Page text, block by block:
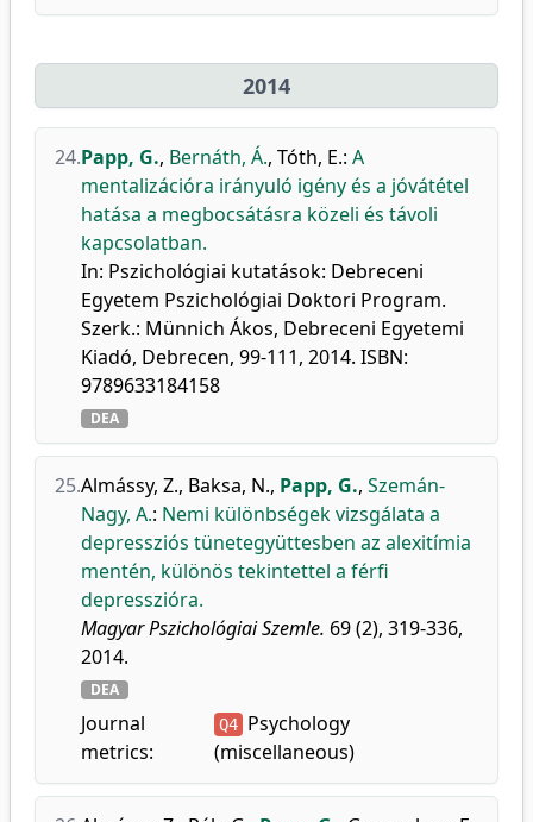
2014
24.Papp, G., Bernáth, Á., Tóth, E.: A
mentalizációra irányuló igény és a jóvátétel
hatása a megbocsátásra közeli és távoli
kapcsolatban.
In: Pszichológiai kutatások: Debreceni
Egyetem Pszichológiai Doktori Program.
Szerk.: Münnich Ákos, Debreceni Egyetemi
Kiadó, Debrecen, 99-111, 2014. ISBN:
9789633184158
DEA
25.Almássy, Z., Baksa, N., Papp, G., Szemán-
Nagy, A.: Nemi különbségek vizsgálata a
depressziós tünetegyüttesben az alexitímia
mentén, különös tekintettel a férfi
depresszióra.
Magyar Pszichológiai Szemle. 69 (2), 319-336,
2014.
DEA
Journal
metrics:
Q4 Psychology
(miscellaneous)